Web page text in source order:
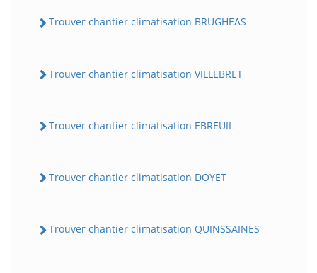
Trouver chantier climatisation BRUGHEAS
Trouver chantier climatisation VILLEBRET
Trouver chantier climatisation EBREUIL
Trouver chantier climatisation DOYET
Trouver chantier climatisation QUINSSAINES